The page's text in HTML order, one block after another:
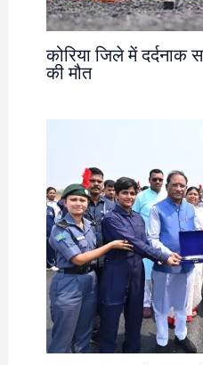
कोरिया जिले में
की मौत